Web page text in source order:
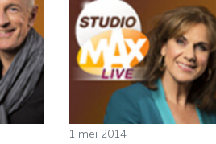
1 mei 2014